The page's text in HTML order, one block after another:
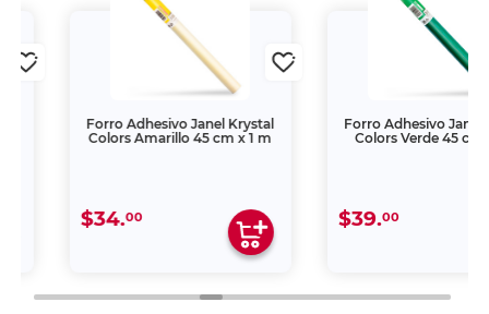
Forro Adhesivo Janel Krystal
Colors Amarillo 45 cm x 1 m
$34.00
Forro Adhesivo Janel
Colors Verde 45 cm x 1 m
$39.00